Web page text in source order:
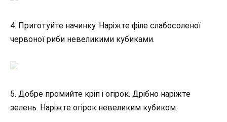
4. Приготуйте начинку. Наріжте філе слабосоленої
червоної риби невеликими кубиками.
5. Добре промийте кріп і огірок. Дрібно наріжте
зелень. Наріжте огірок невеликим кубиком.